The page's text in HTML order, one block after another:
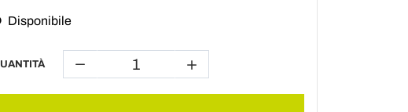
Disponibile